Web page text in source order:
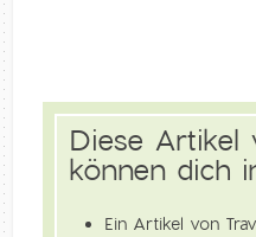
Diese Artikel
können dich
Ein Artikel von